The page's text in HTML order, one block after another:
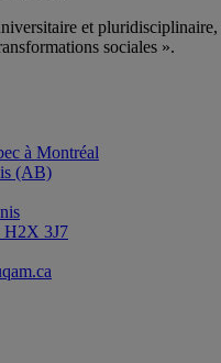
et pluridisciplinaire,
sociales ».
à Montréal
(AB)
H2X 3J7